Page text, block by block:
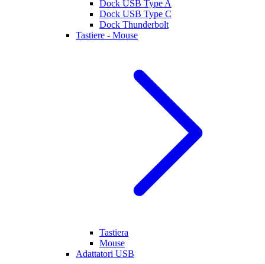
Dock USB Type A
Dock USB Type C
Dock Thunderbolt
Tastiere - Mouse
Tastiera
Mouse
Adattatori USB